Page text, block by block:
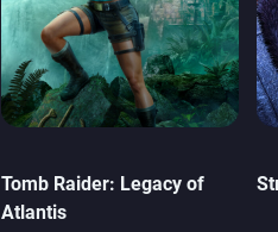
Tomb Raider: Legacy of
Atlantis